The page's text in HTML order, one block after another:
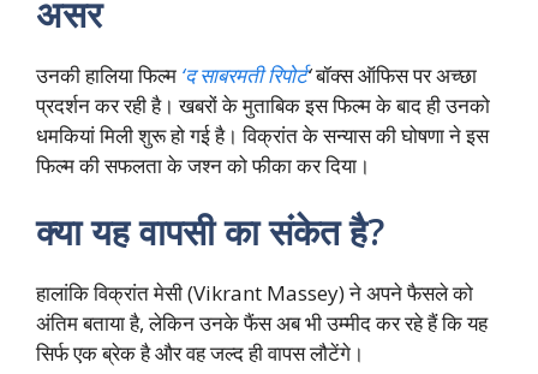
असर
उनकी हालिया फिल्म ‘द साबरमती रिपोर्ट‘बॉक्स ऑफिस पर अच्छा
प्रदर्शन कर रही है। खबरों के मुताबिक इस फिल्म के बाद ही उनको
धमकियां मिली शुरू हो गई है। विक्रांत के सन्यास की घोषणा ने इस
फिल्म की सफलता के जश्न को फीका कर दिया।
क्या यह वापसी का संकेत है?
हालांकि विक्रांत मेसी (Vikrant Massey) ने अपने फैसले को
अंतिम बताया है, लेकिन उनके फैंस अब भी उम्मीद कर रहे हैं कि यह
सिर्फ एक ब्रेक है और वह जल्द ही वापस लौटेंगे।